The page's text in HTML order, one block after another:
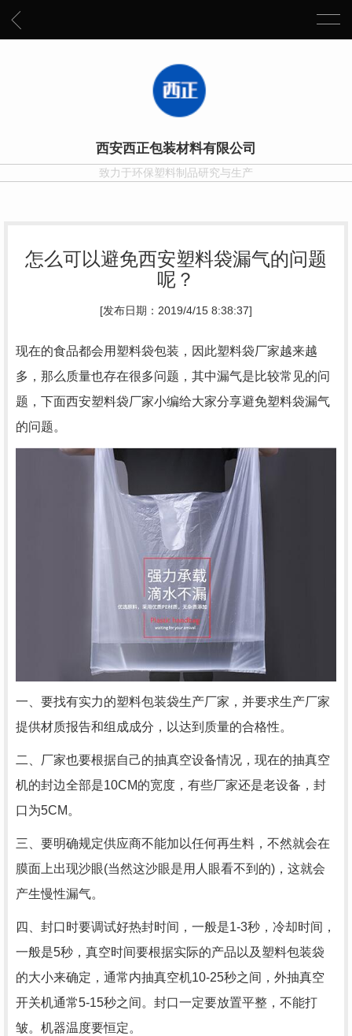
西安西正包装材料有限公司
致力于环保塑料制品研究与生产
怎么可以避免西安塑料袋漏气的问题
呢？
[发布日期：2019/4/15 8:38:37]
现在的食品都会用塑料袋包装，因此塑料袋厂家越来越
多，那么质量也存在很多问题，其中漏气是比较常见的问
题，下面西安塑料袋厂家小编给大家分享避免塑料袋漏气
的问题。
一、要找有实力的塑料包装袋生产厂家，并要求生产厂家
提供材质报告和组成成分，以达到质量的合格性。
二、厂家也要根据自己的抽真空设备情况，现在的抽真空
机的封边全部是10CM的宽度，有些厂家还是老设备，封
口为5CM。
三、要明确规定供应商不能加以任何再生料，不然就会在
膜面上出现沙眼(当然这沙眼是用人眼看不到的)，这就会
产生慢性漏气。
四、封口时要调试好热封时间，一般是1-3秒，冷却时间，
一般是5秒，真空时间要根据实际的产品以及塑料包装袋
的大小来确定，通常内抽真空机10-25秒之间，外抽真空
开关机通常5-15秒之间。封口一定要放置平整，不能打
皱。机器温度要恒定。